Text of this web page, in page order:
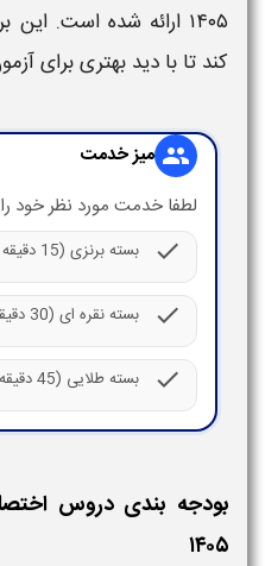
بررسی به متقاضیان کمک می‌
آماده شوند.
را انتخاب نمایید:
کنکور سراسری هنر